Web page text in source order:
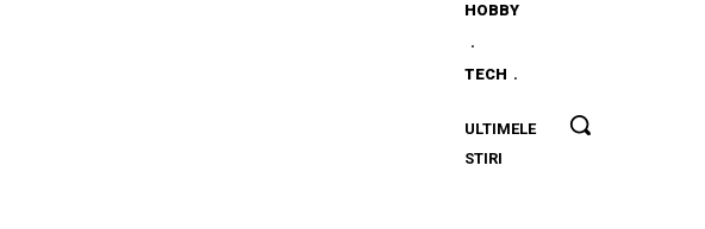
HOBBY
TECH
ULTIMELE
STIRI
Nicușor